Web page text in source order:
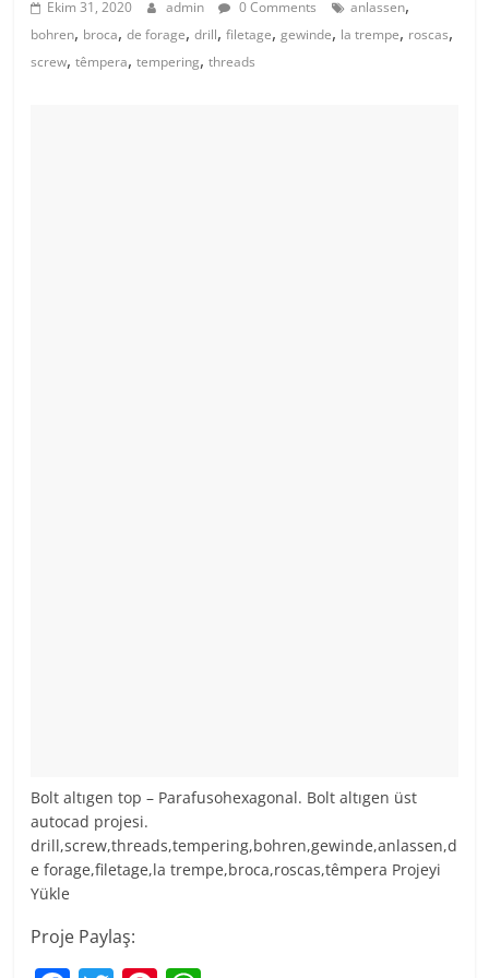
Ekim 31, 2020 admin 0 Comments anlassen,
bohren, broca,de forage,drill,filetage,gewinde, la trempe, roscas,
screw,têmpera,tempering,threads
Bolt altıgen top – Parafusohexagonal. Bolt altıgen üst
autocad projesi.
drill,screw,threads,tempering,bohren,gewinde,anlassen,d
e forage,filetage,la trempe,broca,roscas,têmpera Projeyi
Yükle
Proje Paylaş: